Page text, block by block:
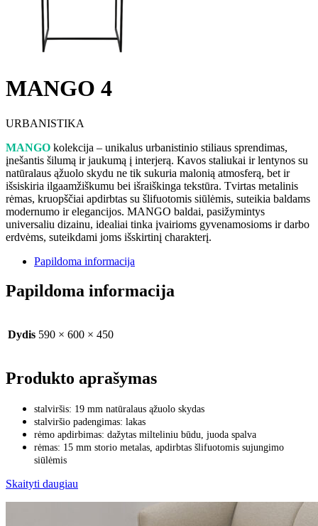
MANGO 4
URBANISTIKA
MANGO kolekcija – unikalus urbanistinio stiliaus sprendimas,
įnešantis šilumą ir jaukumą į interjerą. Kavos staliukai ir lentynos su
natūralaus ąžuolo skydu ne tik sukuria malonią atmosferą, bet ir
išsiskiria ilgaamžiškumu bei išraiškinga tekstūra. Tvirtas metalinis
rėmas, kruopščiai apdirbtas su šlifuotomis siūlėmis, suteikia baldams
modernumo ir elegancijos. MANGO baldai, pasižymintys
universaliu dizainu, idealiai tinka įvairioms gyvenamosioms ir darbo
erdvėms, suteikdami joms išskirtinį charakterį.
Papildoma informacija
Papildoma informacija
Dydis 590 × 600 × 450
Produkto aprašymas
stalviršis: 19 mm natūralaus ąžuolo skydas
stalviršio padengimas: lakas
rėmo apdirbimas: dažytas milteliniu būdu, juoda spalva
rėmas: 15 mm storio metalas, apdirbtas šlifuotomis sujungimo
siūlėmis
Skaityti daugiau